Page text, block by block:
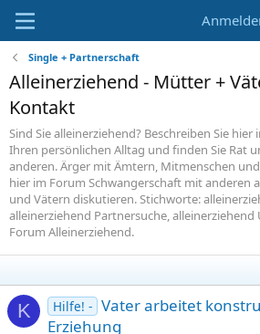
Single + Partnerschaft
Alleinerziehend - Mütter +
Kontakt
Sind Sie alleinerziehend? Beschreiben Sie
Ihren persönlichen Alltag und finden Sie Rat
anderen. Ärger mit Ämtern, Mitmenschen
hier im Forum Schwangerschaft mit anderen
und Vätern diskutieren. Stichworte:
alleinerziehend Partnersuche,
Forum Alleinerziehend.
K Hilfe! - Vater arbeitet
Erziehung